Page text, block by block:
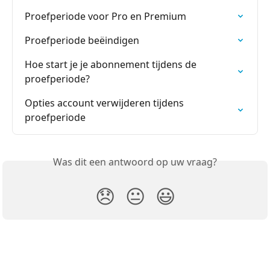
Proefperiode voor Pro en Premium
Proefperiode beëindigen
Hoe start je je abonnement tijdens de
proefperiode?
Opties account verwijderen tijdens
proefperiode
Was dit een antwoord op uw vraag?
😞 😐 😃